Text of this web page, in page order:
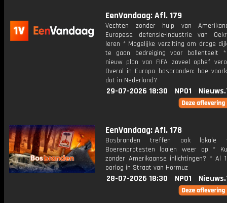
EenVandaag: Afl. 179
Vechten zonder hulp van
Europese defensie-industrie van
leren * Mogelijke verzilting om droge
te gaan bedreiging voor bollenteelt *
nieuw plan van FIFA zoveel ophef
Overal in Europa bosbranden: hoe
dat in Nederland?
29-07-2026 18:30 NPO1
EenVandaag: Afl. 178
Bosbranden treffen ook lokale
Boerenprotesten laaien weer op *
zonder Amerikaanse inlichtingen? * Al
oorlog in Straat van Hormuz
28-07-2026 18:30 NPO1